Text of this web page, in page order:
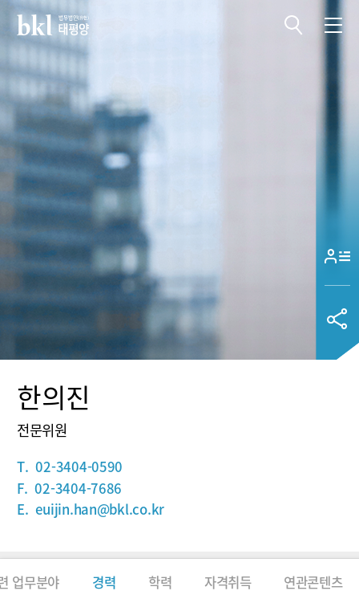
한의진
전문위원
T. 02-3404-0590
F. 02-3404-7686
E. euijin.han@bkl.co.kr
업무분야 경력 학력 자격취득 연관콘텐츠